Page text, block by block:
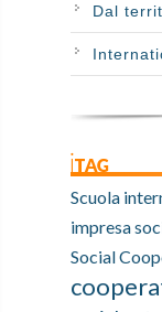
Dal
iTAG
Scuola
impresa
Social